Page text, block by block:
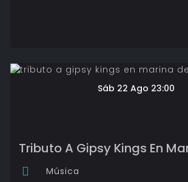
Sáb 22 Ago 23:00
Tributo A Gipsy Kings En
Música